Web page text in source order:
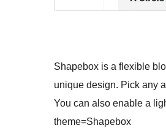
Shapebox is a flexible
unique design. Pick any
You can also enable a
theme=Shapebox